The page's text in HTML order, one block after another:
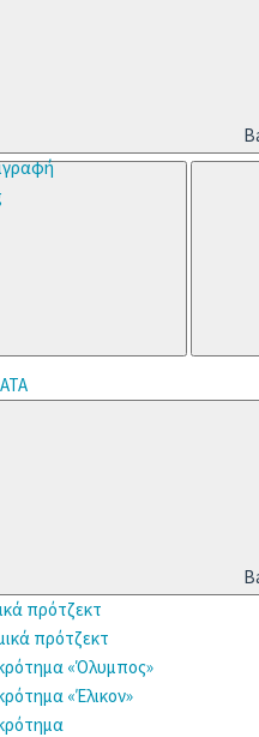
πρότζεκτ
πρότζεκτ
«Όλυμπος»
«Έλικον»